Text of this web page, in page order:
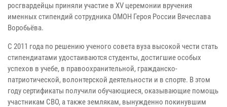
росгвардейцы приняли участие в XV церемонии вручения
именных стипендий сотрудника ОМОН Героя России Вячеслава
Воробьёва.
С 2011 года по решению ученого совета вуза высокой чести стать
стипендиатами удостаиваются студенты, достигшие особых
успехов в учебе, в правоохранительной, гражданско-
патриотической, волонтерской деятельности и в спорте. В этом
году сертификаты получили обучающиеся, оказывающие помощь
участникам СВО, а также землякам, вынужденно покинувшим